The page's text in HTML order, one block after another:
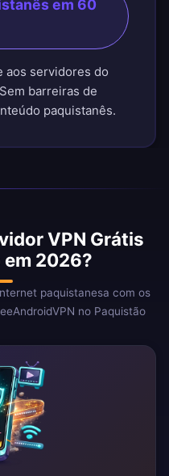
em 60
aos servidores do
barreiras de
paquistanês.
VPN Grátis
2026?
paquistanesa com os
no Paquistão